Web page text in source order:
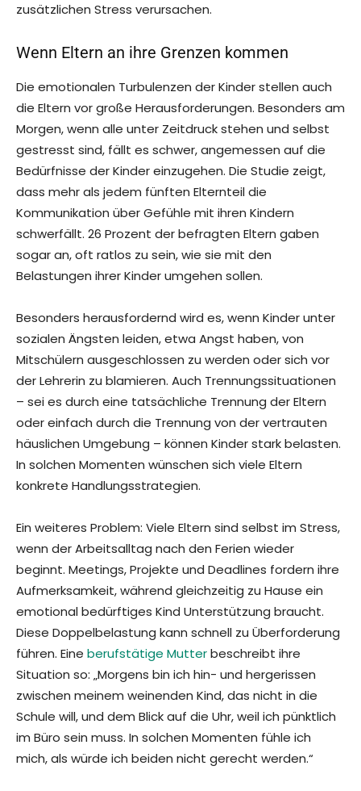
zusätzlichen Stress verursachen.
Wenn Eltern an ihre Grenzen kommen
Die emotionalen Turbulenzen der Kinder stellen auch
die Eltern vor große Herausforderungen. Besonders am
Morgen, wenn alle unter Zeitdruck stehen und selbst
gestresst sind, fällt es schwer, angemessen auf die
Bedürfnisse der Kinder einzugehen. Die Studie zeigt,
dass mehr als jedem fünften Elternteil die
Kommunikation über Gefühle mit ihren Kindern
schwerfällt. 26 Prozent der befragten Eltern gaben
sogar an, oft ratlos zu sein, wie sie mit den
Belastungen ihrer Kinder umgehen sollen.
Besonders herausfordernd wird es, wenn Kinder unter
sozialen Ängsten leiden, etwa Angst haben, von
Mitschülern ausgeschlossen zu werden oder sich vor
der Lehrerin zu blamieren. Auch Trennungssituationen
– sei es durch eine tatsächliche Trennung der Eltern
oder einfach durch die Trennung von der vertrauten
häuslichen Umgebung – können Kinder stark belasten.
In solchen Momenten wünschen sich viele Eltern
konkrete Handlungsstrategien.
Ein weiteres Problem: Viele Eltern sind selbst im Stress,
wenn der Arbeitsalltag nach den Ferien wieder
beginnt. Meetings, Projekte und Deadlines fordern ihre
Aufmerksamkeit, während gleichzeitig zu Hause ein
emotional bedürftiges Kind Unterstützung braucht.
Diese Doppelbelastung kann schnell zu Überforderung
führen. Eine berufstätige Mutterbeschreibt ihre
Situation so: „Morgens bin ich hin- und hergerissen
zwischen meinem weinenden Kind, das nicht in die
Schule will, und dem Blick auf die Uhr, weil ich pünktlich
im Büro sein muss. In solchen Momenten fühle ich
mich, als würde ich beiden nicht gerecht werden.“